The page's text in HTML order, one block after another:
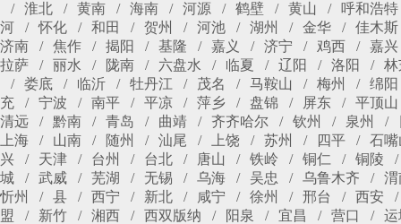
淮北
黄南 海南 河源 鹤壁 黄山
呼和浩特
河
怀化 和田 贺州 河池 湖州 金华
佳木斯
济南
焦作 揭阳 基隆 嘉义 济宁 鸡西
嘉兴
拉萨
丽水 陇南 六盘水 临夏 辽阳 洛阳
林
娄底
临沂 牡丹江 茂名 马鞍山 梅州
绵阳
充
宁波 南平 平凉 萍乡 盘锦 屏东
平顶山
清远
黔南 青岛 曲靖 齐齐哈尔 钦州 泉州
上海
山南 随州 汕尾 上饶 苏州 四平
石嘴
兴
天津 台州 台北 唐山 铁岭 铜仁
铜陵
城
武威 芜湖 无锡 乌海 吴忠 乌鲁木齐
渭
忻州
县 西宁 新北 咸宁 徐州 邢台
西安
盟
新竹 湘西 西双版纳 阳泉 宜昌 营口
运